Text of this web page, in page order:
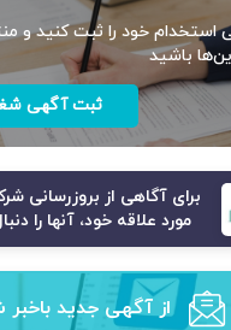
استخدام خود را ثبت کنید و
باشید
ثبت آگهی
برای آگاهی از بروزرسانی
مورد علاقه خود، آنها را
از آگهی‌ جدید باخبر